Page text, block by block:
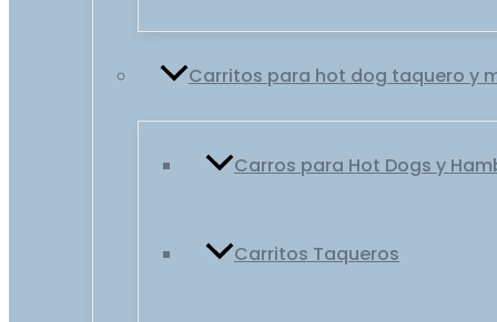
Carritos para hot dog taquero y
Carros para Hot Dogs y
Carritos Taqueros